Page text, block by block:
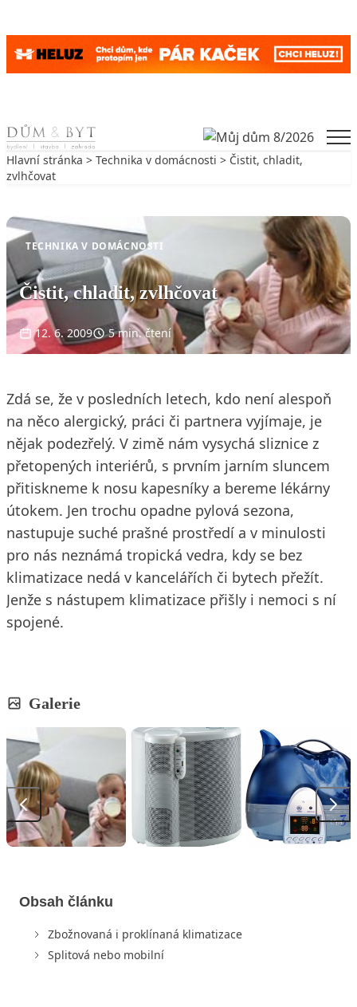
Skip to content
Hlavní stránka > Technika v domácnosti > Čistit, chladit,
zvlhčovat
TECHNIKA V DOMÁCNOSTI
Čistit, chladit, zvlhčovat
12. 6. 2009 5 min. čtení
Zdá se, že v posledních letech, kdo není alespoň
na něco alergický, práci či partnera vyjímaje, je
nějak podezřelý. V zimě nám vysychá sliznice z
přetopených interiérů, s prvním jarním sluncem
přitiskneme k nosu kapesníky a bereme lékárny
útokem. Jen trochu opadne pylová sezona,
nastupuje suché prašné prostředí a v minulosti
pro nás neznámá tropická vedra, kdy se bez
klimatizace nedá v kancelářích či bytech přežít.
Jenže s nástupem klimatizace přišly i nemoci s ní
spojené.
Galerie
Obsah článku
Zbožnovaná i proklínaná klimatizace
Splitová nebo mobilní